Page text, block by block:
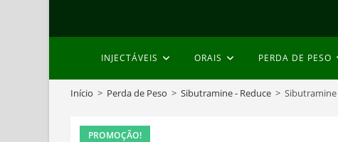
INJECTÁVEIS ORAIS PERDA DE PESO
Início > Perda de Peso > Sibutramine - Reduce > Sibutramine
PROMOÇÃO!